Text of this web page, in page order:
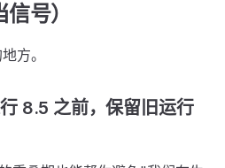
号）
方。
8.5 之前，保留旧运行